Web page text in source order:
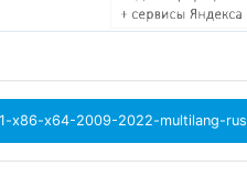
x86-x64-2009-2022-multilang-